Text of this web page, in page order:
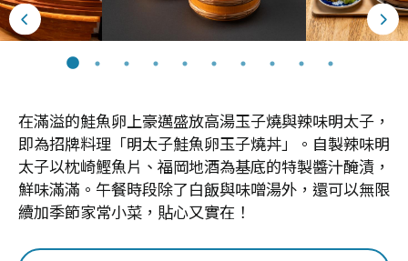
在滿溢的鮭魚卵上豪邁盛放高湯玉子燒與辣味明太子，
即為招牌料理「明太子鮭魚卵玉子燒丼」。自製辣味明
太子以枕崎鰹魚片、福岡地酒為基底的特製醬汁醃漬，
鮮味滿滿。午餐時段除了白飯與味噌湯外，還可以無限
續加季節家常小菜，貼心又實在！